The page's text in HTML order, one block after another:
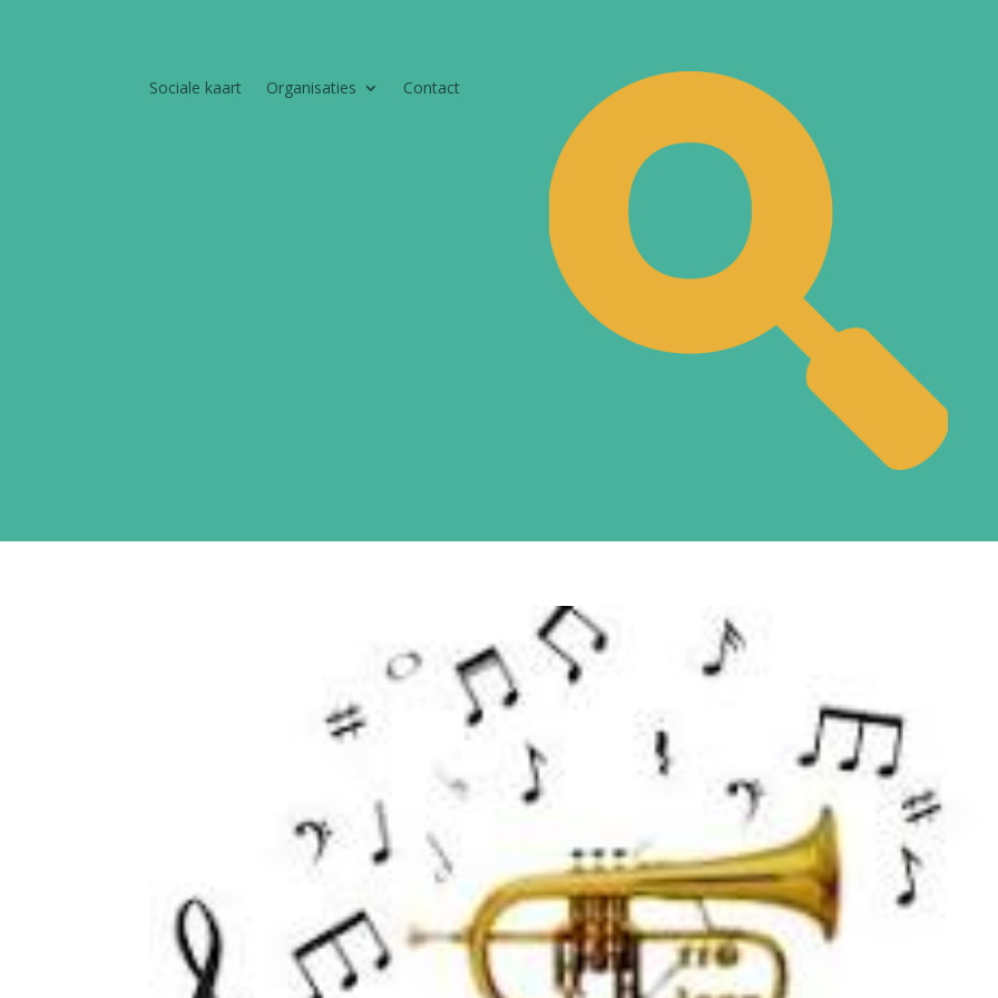
Sociale kaart Organisaties Contact